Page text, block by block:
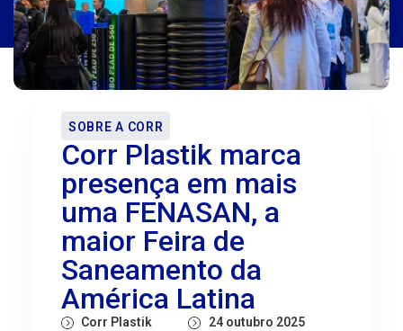
SOBRE A CORR
Corr Plastik marca
presença em mais
uma FENASAN, a
maior Feira de
Saneamento da
América Latina
Corr Plastik 24 outubro 2025